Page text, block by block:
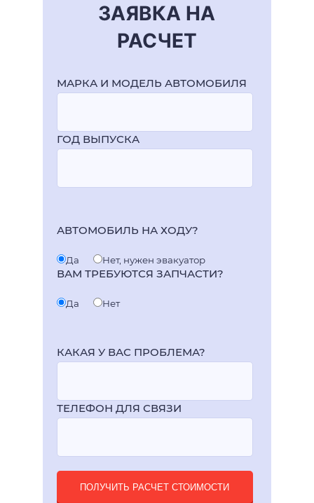
ЗАЯВКА НА
РАСЧЕТ
МАРКА И МОДЕЛЬ АВТОМОБИЛЯ
ГОД ВЫПУСКА
АВТОМОБИЛЬ НА ХОДУ?
Да Нет, нужен эвакуатор
ВАМ ТРЕБУЮТСЯ ЗАПЧАСТИ?
Да Нет
КАКАЯ У ВАС ПРОБЛЕМА?
ТЕЛЕФОН ДЛЯ СВЯЗИ
ПОЛУЧИТЬ РАСЧЕТ СТОИМОСТИ